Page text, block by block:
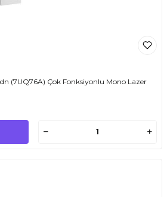
(7UQ76A) Çok Fonksiyonlu Mono Lazer